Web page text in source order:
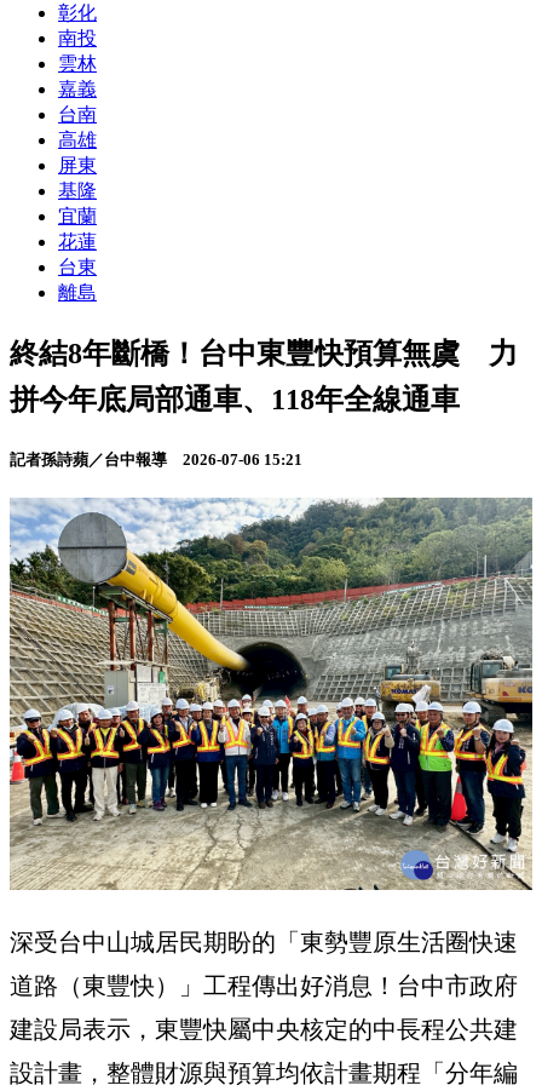
彰化
南投
雲林
嘉義
台南
高雄
屏東
基隆
宜蘭
花蓮
台東
離島
終結8年斷橋！台中東豐快預算無虞 力
拼今年底局部通車、118年全線通車
記者孫詩蘋／台中報導 2026-07-06 15:21
深受台中山城居民期盼的「東勢豐原生活圈快速
道路（東豐快）」工程傳出好消息！台中市政府
建設局表示，東豐快屬中央核定的中長程公共建
設計畫，整體財源與預算均依計畫期程「分年編